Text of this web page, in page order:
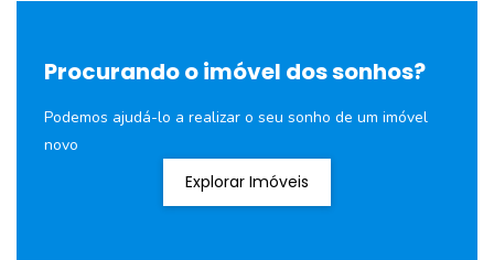
Procurando o imóvel dos sonhos?
Podemos ajudá-lo a realizar o seu sonho de um imóvel
novo
Explorar Imóveis